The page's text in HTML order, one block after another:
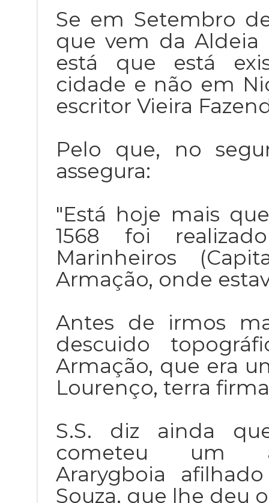
Se em Setembro
que vem da Aldeia
está que está
cidade e não em
escritor Vieira
Pelo que, no
assegura:
"Está hoje mais
1568 foi
Marinheiros
Armação, onde
Antes de irmos
descuido
Armação, que era
Lourenço, terra
S.S. diz ainda
cometeu um
Ararygboia
Souza, que lhe deu